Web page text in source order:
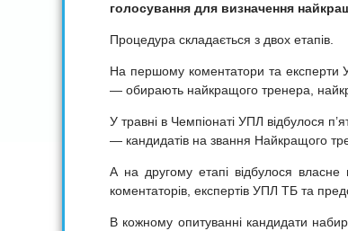
голосування для визначення
Процедура складається з двох етапів.
На першому коментатори та експерти
— обирають найкращого тренера,
У травні в Чемпіонаті УПЛ відбулося
— кандидатів на звання Найкращого
А на другому етапі відбулося
коментаторів, експертів УПЛ ТБ та
В кожному опитуванні кандидати